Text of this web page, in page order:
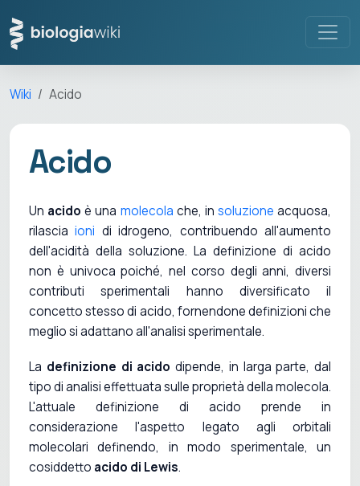
Wiki Acido
Acido
Un acido è una molecola che, in soluzione acquosa,
rilasciaioni di idrogeno, contribuendo all'aumento
dell'acidità della soluzione. La definizione di acido
non è univoca poiché, nel corso degli anni, diversi
contributi sperimentali hanno diversificato il
concetto stesso di acido, fornendone definizioni che
meglio si adattano all'analisi sperimentale.
La definizione di acido dipende, in larga parte, dal
tipo di analisi effettuata sulle proprietà della molecola.
L'attuale definizione di acido prende in
considerazione l'aspetto legato agli orbitali
molecolari definendo, in modo sperimentale, un
cosiddetto acido di Lewis.